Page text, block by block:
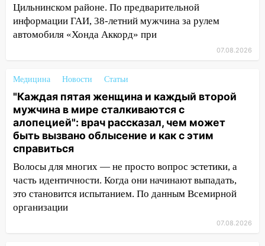
полицейские проведут акцию «Час
пассажира»
подростка в сквере
13:01 В Димитровграде мужчина
выбросил из машины страйкбольную
гранату: его задержали
12:34 На Ульяновскую область
надвигается сильнейшая непогода: град
и шквал до 27 м/с
12:31 Ульяновец хотел купить иномарку
из Европы и потерял 760 тысяч рублей
Цильнинском районе. По предварительной
информации ГАИ, 38-летний мужчина за рулем
автомобиля «Хонда Аккорд» при
07.08.2026
Медицина Новости Статьи
"Каждая пятая женщина и каждый второй
мужчина в мире сталкиваются с
алопецией": врач рассказал, чем может
быть вызвано облысение и как с этим
справиться
Волосы для многих — не просто вопрос эстетики, а
часть идентичности. Когда они начинают выпадать,
это становится испытанием. По данным Всемирной
организации
07.08.2026